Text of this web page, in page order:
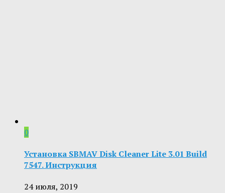
0
Установка SBMAV Disk Cleaner Lite 3.01 Build
7547. Инструкция
24 июля, 2019